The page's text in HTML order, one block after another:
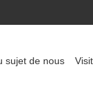
sujet de nous